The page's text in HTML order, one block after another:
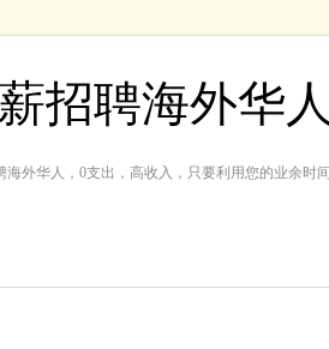
招聘海外华
海外华人，0支出，高收入，只要利用您的业余时